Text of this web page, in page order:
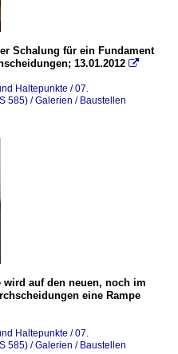
Schalung für ein Fundament
13.01.2012 
Haltepunkte / 07.
585) / Galerien / Baustellen
auf den neuen, noch im
eine Rampe
Haltepunkte / 07.
585) / Galerien / Baustellen